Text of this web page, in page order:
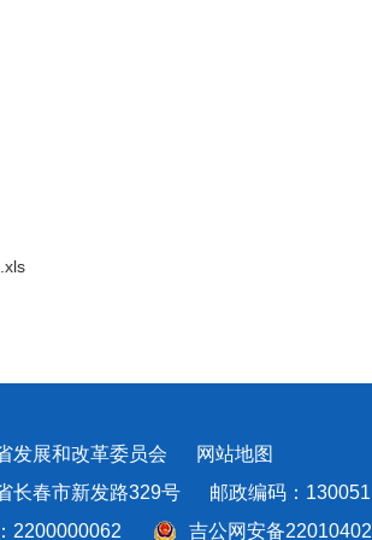
发展和改革委员会
网站地图
长春市新发路329号 邮政编码：
2200000062
吉公网安备